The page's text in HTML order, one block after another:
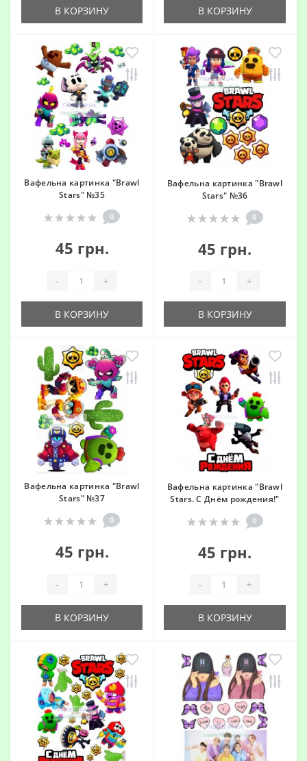
В КОРЗИНУ В КОРЗИНУ
Вафельна картинка "Brawl
Stars" №35
0
45 грн.
- +
В КОРЗИНУ
Вафельна картинка "Brawl
Stars" №36
0
45 грн.
- +
В КОРЗИНУ
Вафельна картинка "Brawl
Stars" №37
0
45 грн.
- +
В КОРЗИНУ
Вафельна картинка "Brawl
Stars. С Днём рождения!"
0
45 грн.
- +
В КОРЗИНУ